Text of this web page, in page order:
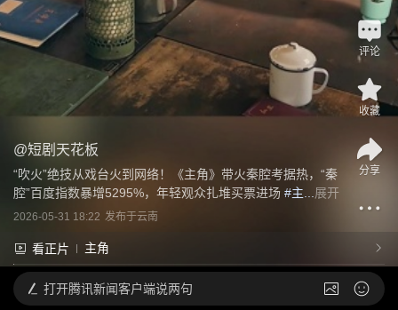
@短剧天花板
“吹火”绝技从戏台火到网络！《主角》带火秦腔考据热，“秦
腔”百度指数暴增5295%，年轻观众扎堆买票进场 #主... 展开
2026-05-31 18:22 发布于云南
看正片 主角
评论
收藏
分享
打开腾讯新闻客户端说两句